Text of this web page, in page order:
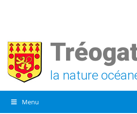
la nature
Menu